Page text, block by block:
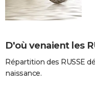
D'où venaient les
Répartition des RUSSE
naissance.